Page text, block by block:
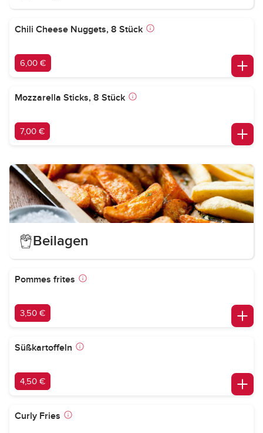
Chili Cheese Nuggets, 8 Stück
6,00 €
Mozzarella Sticks, 8 Stück
7,00 €
Beilagen
Pommes frites
3,50 €
Süßkartoffeln
4,50 €
Curly Fries